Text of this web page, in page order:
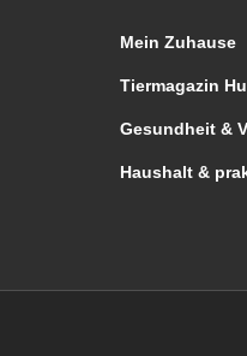
Mein Zuhause
Tiermagazin
Gesundheit &
Haushalt &